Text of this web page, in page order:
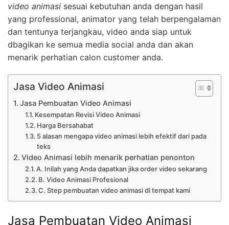
video animasi sesuai kebutuhan anda dengan hasil
yang professional, animator yang telah berpengalaman
dan tentunya terjangkau, video anda siap untuk
dbagikan ke semua media social anda dan akan
menarik perhatian calon customer anda.
Jasa Video Animasi
Jasa Pembuatan Video Animasi
Kesempatan Revisi Video Animasi
Harga Bersahabat
5 alasan mengapa video animasi lebih efektif dari pada
teks
Video Animasi lebih menarik perhatian penonton
A. Inilah yang Anda dapatkan jika order video sekarang
B. Video Animasi Profesional
C. Step pembuatan video animasi di tempat kami
Jasa Pembuatan Video Animasi